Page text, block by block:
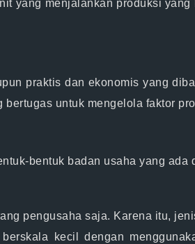
yang menjalankan produksi
praktis dan ekonomis yang
untuk mengelola faktor
bentuk badan usaha yang
pengusaha saja. Karena itu,
kecil dengan